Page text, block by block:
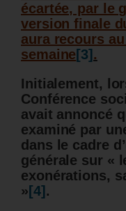
écartée, par le
version finale
aura recours
semaine [3] .
Initialement,
Conférence
avait annoncé
examiné par
dans le cadre
générale sur «
exonérations,
» [4] .